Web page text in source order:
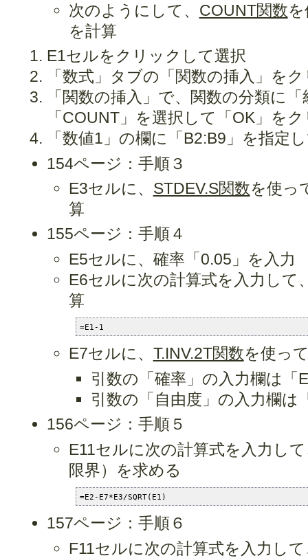
次のようにして、 COUNT関数
を計算
E1セルをクリックして選択
「数式」タブの「関数の挿入」を
「関数の挿入」で、関数の分類に
「COUNT」を選択して「OK」を
「数値1」の欄に「B2:B9」を指定
154ページ：手順３
E3セルに、 STDEV.S関数を使っ
算
155ページ：手順４
E5セルに、確率「0.05」を入力
E6セルに次の計算式を入力して
算
=E1-1
E7セルに、 T.INV.2T関数を使っ
引数の「確率」の入力欄は「
引数の「自由度」の入力欄は
156ページ：手順５
E11セルに次の計算式を入力し
限界）を求める
=E2-E7*E3/SQRT(E1)
157ページ：手順６
F11セルに次の計算式を入力し